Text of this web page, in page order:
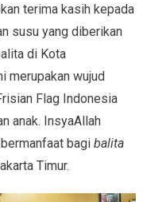
terima kasih kepada
susu yang diberikan
di Kota
merupakan wujud
Flag Indonesia
anak. InsyaAllah
bagi balita
Timur.